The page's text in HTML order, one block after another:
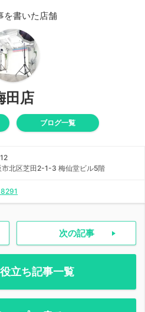
を書いた店舗
田店
ブログ一覧
市北区芝田2-1-3 梅仙堂ビル5階
次の記事
立ち記事一覧